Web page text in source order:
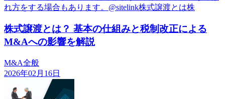
れ方をする場合もあります。@sitelink株式譲渡とは株
株式譲渡とは？ 基本の仕組みと税制改正による
M&Aへの影響を解説
M&A全般
2026年02月16日